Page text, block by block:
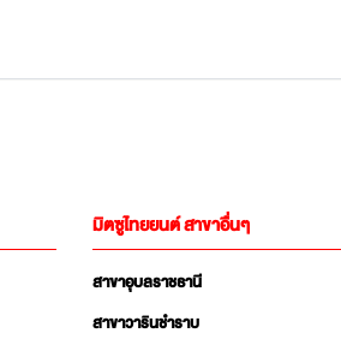
มิตซูไทยยนต์ สาขาอื่นๆ
สาขาอุบลราชธานี
สาขาวารินชำราบ